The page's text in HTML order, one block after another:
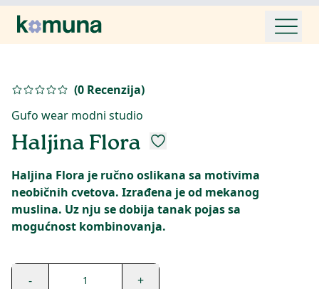
(0 Recenzija)
Gufo wear modni studio
Haljina Flora
Haljina Flora je ručno oslikana sa motivima
neobičnih cvetova. Izrađena je od mekanog
muslina. Uz nju se dobija tanak pojas sa
mogućnost kombinovanja.
- 1 +